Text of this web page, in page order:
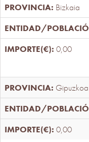
Bizkaia
0,00
Gipuzkoa
0,00